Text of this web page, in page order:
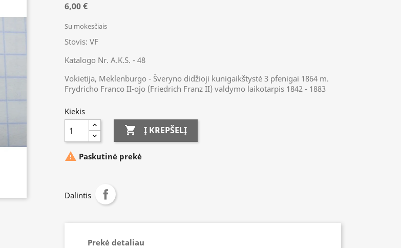
6,00 €
Su mokesčiais
Stovis: VF
Katalogo Nr. A.K.S. - 48
Vokietija, Meklenburgo - Šveryno didžioji kunigaikštystė 3 pfenigai 1864 m.
Frydricho Franco II-ojo (Friedrich Franz II) valdymo laikotarpis 1842 - 1883
Kiekis
 Į KREPŠELĮ
 Paskutinė prekė
Dalintis
Prekė detaliau